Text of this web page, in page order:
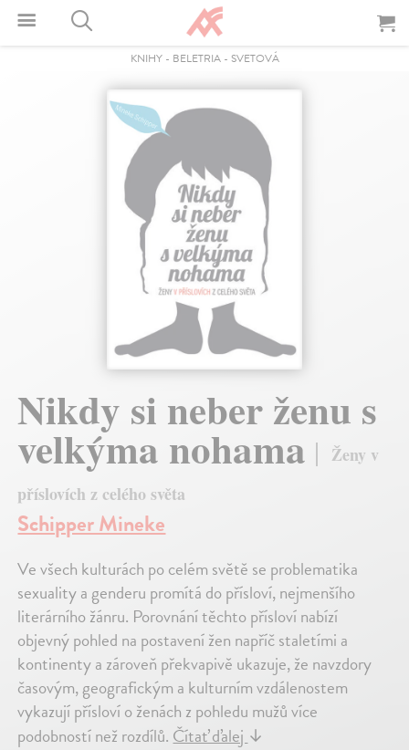
KNIHY- BELETRIA- SVETOVÁ
Nikdy si neber ženu s
velkýma nohama
Ženy v
příslovích z celého světa
Schipper Mineke
Ve všech kulturách po celém světě se problematika
sexuality a genderu promítá do přísloví, nejmenšího
literárního žánru. Porovnání těchto přísloví nabízí
objevný pohled na postavení žen napříč staletími a
kontinenty a zároveň překvapivě ukazuje, že navzdory
časovým, geografickým a kulturním vzdálenostem
vykazují přísloví o ženách z pohledu mužů více
podobností než rozdílů.Čítať ďalej↓